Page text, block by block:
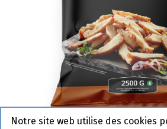
Notre site web utilise des cookies